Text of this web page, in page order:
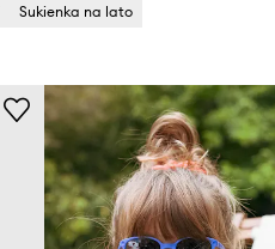
Sukienka na lato